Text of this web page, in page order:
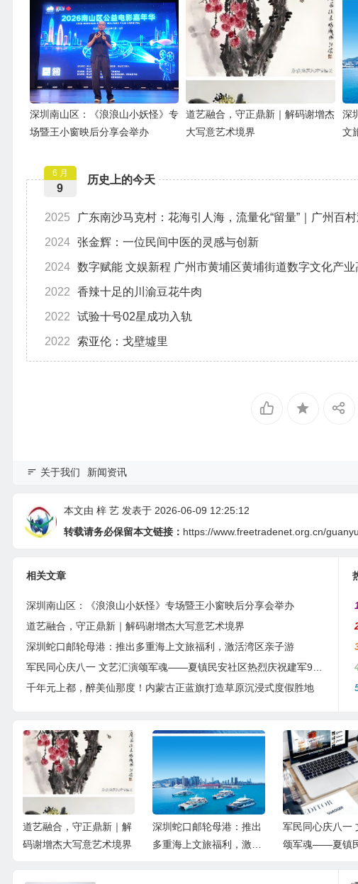
深圳南山区：《浪浪山小妖怪》专
场暨王小窗映后分享会举办
道艺融合，守正鼎新｜解码谢增杰
大写意艺术境界
深
文
历史上的今天
6 月
9
2025 广东南沙马克村：花海引人海，流量化“留量”｜广州百
2024 张金辉：一位民间中医的灵感与创新
2024 数字赋能 文娱新程 广州市黄埔区黄埔街道数字文化产
2022 香辣十足的川渝豆花牛肉
2022 试验十号02星成功入轨
2022 索亚伦：戈壁墟里
关于我们 新闻资讯
本文由 梓 艺发表于 2026-06-09 12:25:12
转载请务必保留本文链接： https://www.freetradenet.org.cn/
相关文章
深圳南山区：《浪浪山小妖怪》专场暨王小窗映后分享会举办
道艺融合，守正鼎新｜解码谢增杰大写意艺术境界
深圳蛇口邮轮母港：推出多重海上文旅福利，激活湾区亲子游
千年元上都，醉美仙那度！内蒙古正蓝旗打造草原沉浸式度假胜地
｜解
境界
深圳蛇口邮轮母港：推出
多重海上文旅福利，激活
军民同心庆八一 文艺汇演
颂军魂——夏镇民安社区
千年元上都
度！内蒙古